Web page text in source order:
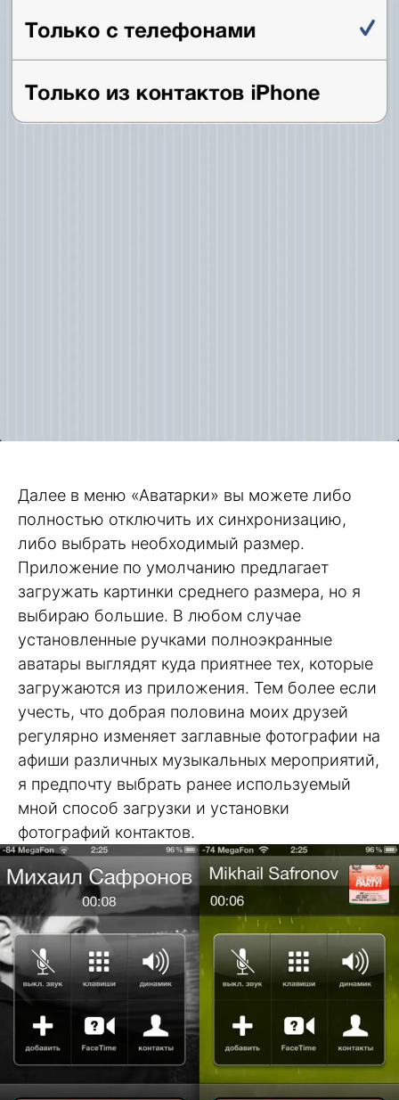
Далее в меню «Аватарки» вы можете либо
полностью отключить их синхронизацию,
либо выбрать необходимый размер.
Приложение по умолчанию предлагает
загружать картинки среднего размера, но я
выбираю большие. В любом случае
установленные ручками полноэкранные
аватары выглядят куда приятнее тех, которые
загружаются из приложения. Тем более если
учесть, что добрая половина моих друзей
регулярно изменяет заглавные фотографии на
афиши различных музыкальных мероприятий,
я предпочту выбрать ранее используемый
мной способ загрузки и установки
фотографий контактов.